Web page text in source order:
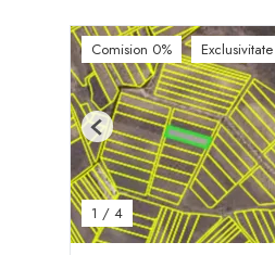
Comision 0% Exclusivitate
1 / 4
Previous